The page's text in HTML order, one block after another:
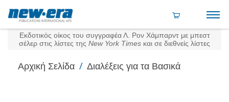
Εκδοτικός οίκος του συγγραφέα Λ. Ρον Χάμπαρντ με μπεστ
σέλερ στις λίστες της New York Times και σε διεθνείς λίστες
Αρχική Σελίδα / Διαλέξεις για τα Βασικά